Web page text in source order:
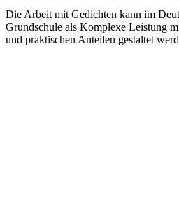
Die Arbeit mit Gedichten kann im
Grundschule als Komplexe Leistung
und praktischen Anteilen gestaltet